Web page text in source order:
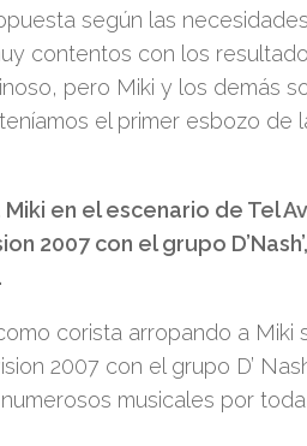
según las
contentos con los
pero Miki y los demás
el primer esbozo de
en el escenario de Tel
2007 con el grupo
corista arropando a Miki
2007 con el grupo D’
musicales por toda